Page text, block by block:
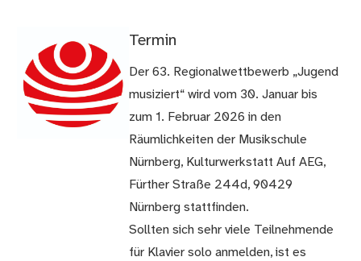
Termin
Der 63. Regionalwettbewerb „Jugend
musiziert“ wird vom 30. Januar bis
zum 1. Februar 2026 in den
Räumlichkeiten der Musikschule
Nürnberg, Kulturwerkstatt Auf AEG,
Fürther Straße 244d, 90429
Nürnberg stattfinden.
Sollten sich sehr viele Teilnehmende
für Klavier solo anmelden, ist es